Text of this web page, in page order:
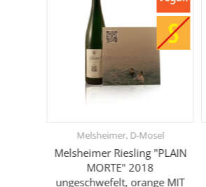
Melsheimer, D-Mosel
Melsheimer Riesling "PLAIN
MORTE" 2018
ungeschwefelt, orange MIT